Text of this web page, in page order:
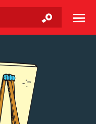
Taschenbuch ☰